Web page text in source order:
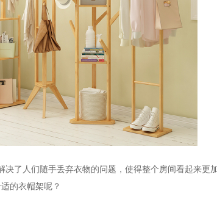
了人们随手丢弃衣物的问题，使得整个房间看起来更
的衣帽架呢？